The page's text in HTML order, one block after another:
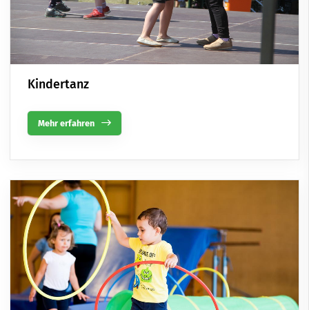
Kindertanz
Mehr erfahren